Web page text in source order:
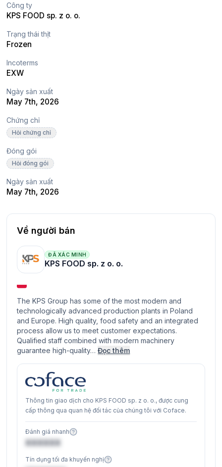
Công ty
KPS FOOD sp. z o. o.
Trạng thái thịt
Frozen
Incoterms
EXW
Ngày sản xuất
May 7th, 2026
Chứng chỉ
Hỏi chứng chỉ
Đóng gói
Hỏi đóng gói
Ngày sản xuất
May 7th, 2026
Về người bán
ĐÃ XÁC MINH
KPS FOOD sp. z o. o.
The KPS Group has some of the most modern and
technologically advanced production plants in Poland
and Europe. High quality, food safety and an integrated
process allow us to meet customer expectations.
Qualified staff combined with modern machinery
guarantee high-quality…Đọc thêm
Thông tin giao dịch cho KPS FOOD sp. z o. o., được cung
cấp thông qua quan hệ đối tác của chúng tôi với Coface.
Đánh giá nhanh
XXXXXX
Tín dụng tối đa khuyến nghị